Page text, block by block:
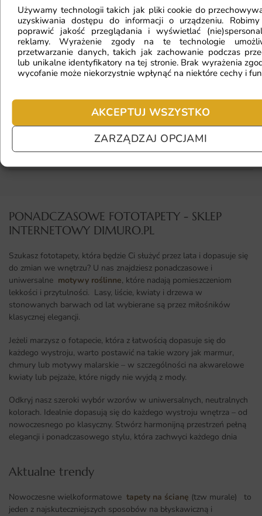
Używamy technologii takich jak pliki cookie do
uzyskiwania dostępu do informacji o urządzeniu.
poprawić jakość przeglądania i wyświetlać
reklamy. Wyrażenie zgody na te technologie
przetwarzanie danych, takich jak zachowanie podczas
lub unikalne identyfikatory na tej stronie. Brak wyrażenia
wycofanie może niekorzystnie wpłynąć na niektóre cechy i
AKCEPTUJ WSZYSTKO
ZARZĄDZAJ OPCJAMI
Fototapeta ma inny kolor na telefonie
a inny na komputerze. Jak sprawdzić
kolor?
Jaki materiał wybrać?
Jaka jest trwałość fototapety?
PONADCZASOWE FOTOTAPETY - SKLEP
INTERNETOWY DIMURO.PL​
Szukasz fototapety, która będzie Ci służyć przez lata i dopasuje się
do zmian we wnętrzu? U nas znajdziesz ponadczasowe i
uniwersalne motywy roślinne, które nadają pomieszczeniom
lekkości i przytulności. Lasy, liście, kwiaty i drzewa w
stonowanych barwach od lat wybierane są przez miłośników
klasycznej elegancji.
Jeżeli marzysz o fotapecie, która z łatwością dopasuje się do
każdego wystroju, warto postawić na takie wzory jak marmur,
chmury lub motywy malarskie – w szczególności na akwarelowe
kwiaty lub pejzaże, które nigdy nie wyjdą z mody.
Odkryj nasz szeroki wybór wzorów w uniwersalnych, neutralnych
kolorach. Idealnie dopasują się do każdego wystroju wnętrza – od
nowoczesnego po klasyczny. Stwórz harmonijną przestrzeń pełną
elegancji i ponadczasowego stylu, która zachwyci każdego dnia
Aktualne trendy​
Nowoczesne wielkoformatowe tapety na ścianę (tzw murale) to
jeden z najskuteczniejszych sposobów na błyskawiczną i